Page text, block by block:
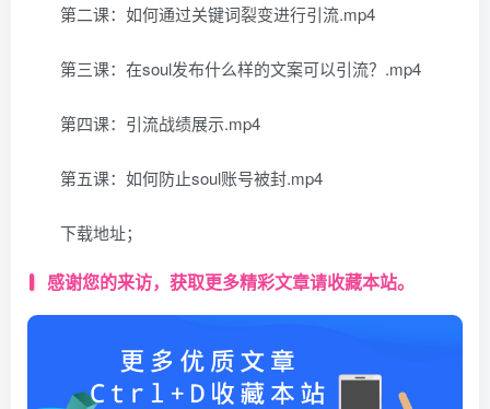
第二课：如何通过关键词裂变进行引流.mp4
第三课：在soul发布什么样的文案可以引流？.mp4
第四课：引流战绩展示.mp4
第五课：如何防止soul账号被封.mp4
下载地址；
感谢您的来访，获取更多精彩文章请收藏本站。